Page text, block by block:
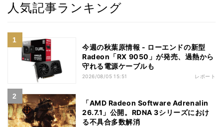
人気記事ランキング
今週の秋葉原情報 - ローエンドの新型
Radeon「RX 9050」が発売、過熱から
守れる電源ケーブルも
2026/08/05 15:51 レポート
「AMD Radeon Software Adrenalin
26.7.1」公開。RDNA 3シリーズにおけ
る不具合多数解消